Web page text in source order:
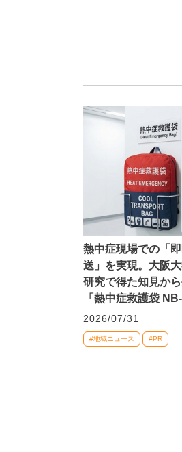
熱中症現場での「
送」を実現。大阪
研究で得た知見か
「熱中症救護袋
2026/07/31
#地域ニュース #PR